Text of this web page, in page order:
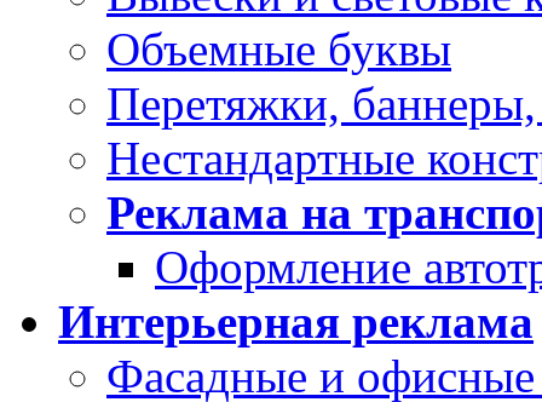
Объемные буквы
Перетяжки,
Нестандартные
Реклама на
Оформление
Интерьерная реклама
Фасадные и офисные